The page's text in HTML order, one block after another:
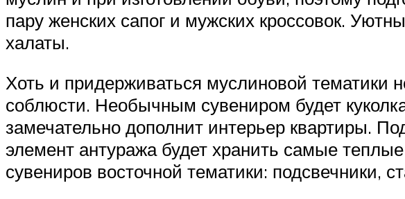
пару женских сапог и мужских кроссовок.
халаты.
Хоть и придерживаться муслиновой тематики
соблюсти. Необычным сувениром будет
замечательно дополнит интерьер квартиры.
элемент антуража будет хранить самые
сувениров восточной тематики: подсвечники,